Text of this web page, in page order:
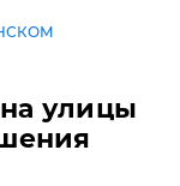
улицы